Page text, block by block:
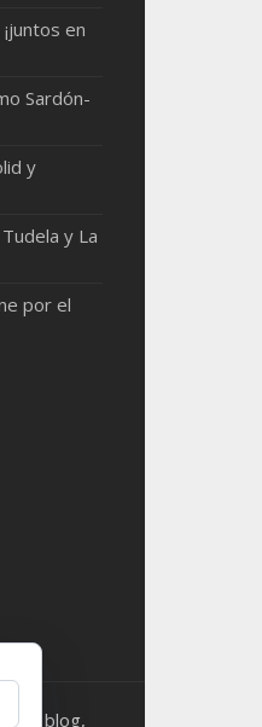
en
Sardón-
y
y La
por el
this blog,